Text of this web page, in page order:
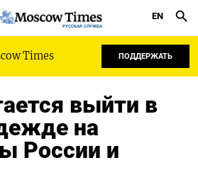
РУССКАЯ СЛУЖБА
EN
Times ПОДДЕРЖАТЬ
выйти в
на
России и